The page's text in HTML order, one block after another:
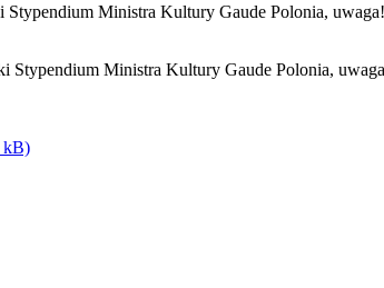
Ministra Kultury Gaude Polonia,
Stypendium Ministra Kultury Gaude Polonia,
kB)